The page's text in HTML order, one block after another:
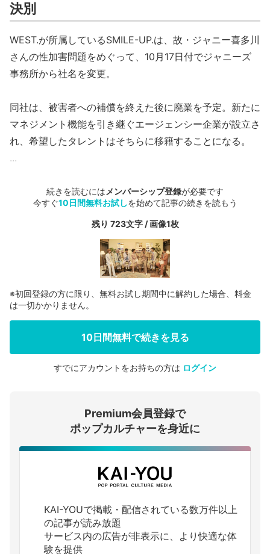
決別
WEST.が所属しているSMILE-UP.は、故・ジャニー喜多川
さんの性加害問題をめぐって、10月17日付でジャニーズ
事務所から社名を変更。
同社は、被害者への補償を終えた後に廃業を予定。新たに
マネジメント機能を引き継ぐエージェンシー企業が設立さ
れ、希望したタレントはそちらに移籍することになる。
...
続きを読むには メンバーシップ登録が必要です
今すぐ10日間無料お試しを始めて記事の続きを読もう
残り 723文字 / 画像1枚
会員登録する
ログインする
※初回登録の方に限り、無料お試し期間中に解約した場合、料金
は一切かかりません。
10日間無料で続きを見る
すでにアカウントをお持ちの方は ログイン
Premium会員登録で
ポップカルチャーを身近に
KAI-YOUで掲載・配信されている数万件以上
の記事が読み放題
サービス内の広告が非表示に、より快適な体
験を提供